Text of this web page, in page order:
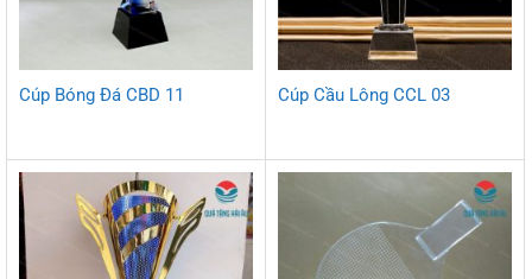
Cúp Bóng Đá CBD 11 Cúp Cầu Lông CCL 03